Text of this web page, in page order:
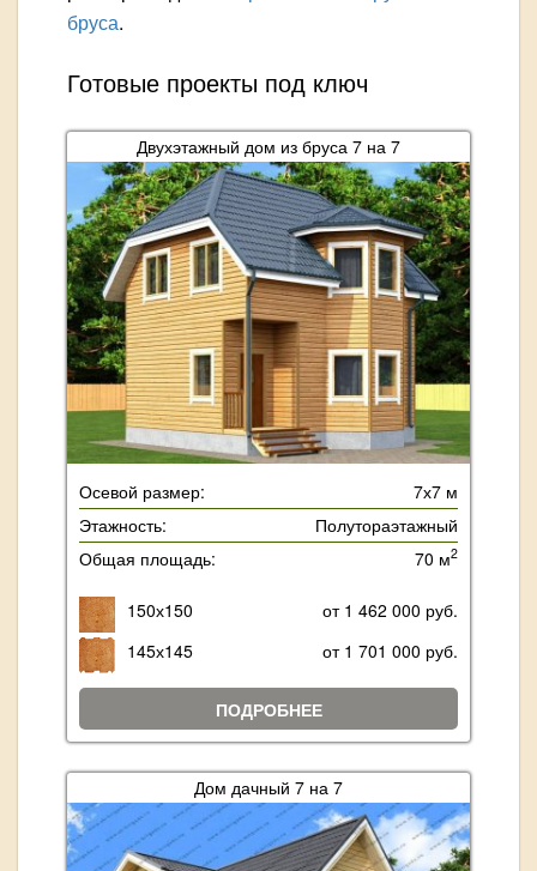
бруса.
Готовые проекты под ключ
Двухэтажный дом из бруса 7 на 7
Осевой размер:
7х7 м
Этажность:
Полутораэтажный
Общая площадь:
70 м2
150х150
от 1 462 000 руб.
145х145
от 1 701 000 руб.
ПОДРОБНЕЕ
Дом дачный 7 на 7